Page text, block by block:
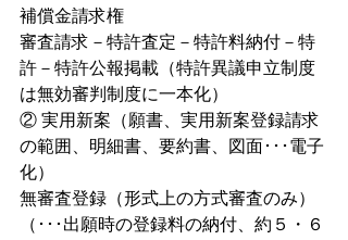
補償金請求権
審査請求－特許査定－特許料納付－特
許－特許公報掲載（特許異議申立制度
は無効審判制度に一本化）
② 実用新案（願書、実用新案登録請求
の範囲、明細書、要約書、図面･･･電子
化）
無審査登録（形式上の方式審査のみ）
（･･･出願時の登録料の納付、約５・６